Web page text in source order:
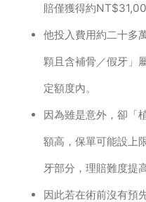
賠僅獲得約
他投入費用約二十多
顆且含補骨／假牙」
定額度內。
因為雖是意外，卻「
額高，保單可能設上
牙部分，理賠難度提高
因此若在術前沒有預